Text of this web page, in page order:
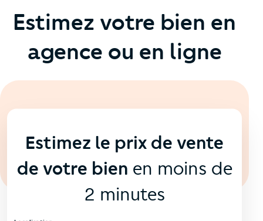
Estimez votre bien en
agence ou en ligne
Estimez le prix de vente
de votre bien en moins de
2 minutes